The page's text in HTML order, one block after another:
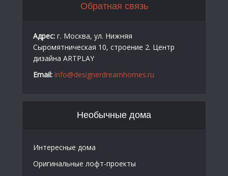
Обратная связь
Адрес: г. Москва, ул. Нижняя
Сыромятническая 10, строение 2. Центр
дизайна ARTPLAY
Email: info@designerdreamhomes.ru
Необычные дома
Интересные дома
Оригинальные лофт-проекты